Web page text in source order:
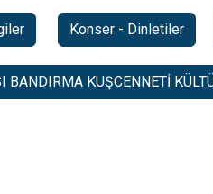
Konser - Dinletiler
BANDIRMA KUŞCENNETİ